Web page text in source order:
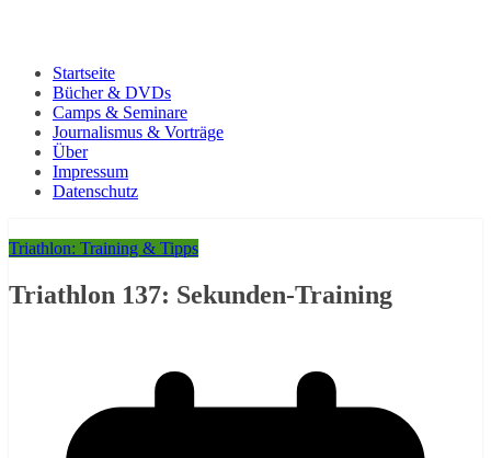
Startseite
Bücher & DVDs
Camps & Seminare
Journalismus & Vorträge
Über
Impressum
Datenschutz
Triathlon: Training & Tipps
Triathlon 137: Sekunden-Training